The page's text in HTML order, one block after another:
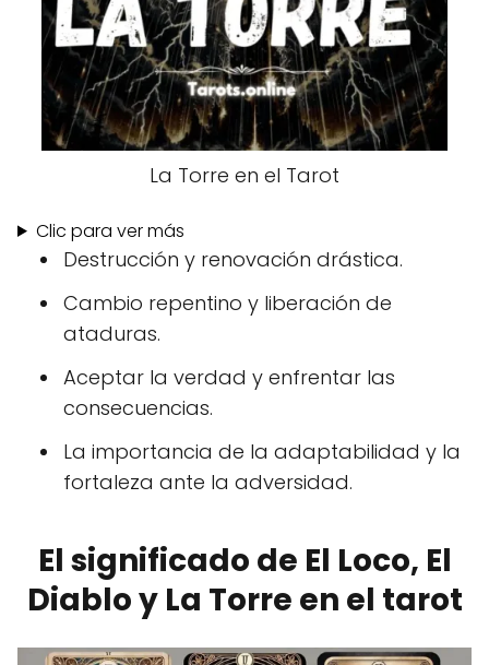
La Torre en el Tarot
Clic para ver más
Destrucción y renovación drástica.
Cambio repentino y liberación de
ataduras.
Aceptar la verdad y enfrentar las
consecuencias.
La importancia de la adaptabilidad y la
fortaleza ante la adversidad.
El significado de El Loco, El
Diablo y La Torre en el tarot